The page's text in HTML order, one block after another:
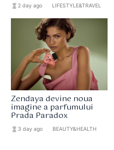
hourglass_full 2 day ago LIFESTYLE&TRAVEL
Zendaya devine noua
imagine a parfumului
Prada Paradox
hourglass_full 3 day ago BEAUTY&HEALTH